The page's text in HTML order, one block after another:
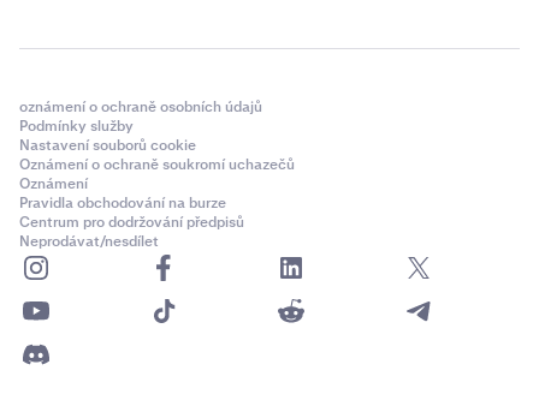
oznámení o ochraně osobních údajů
Podmínky služby
Nastavení souborů cookie
Oznámení o ochraně soukromí uchazečů
Oznámení
Pravidla obchodování na burze
Centrum pro dodržování předpisů
Neprodávat/nesdílet